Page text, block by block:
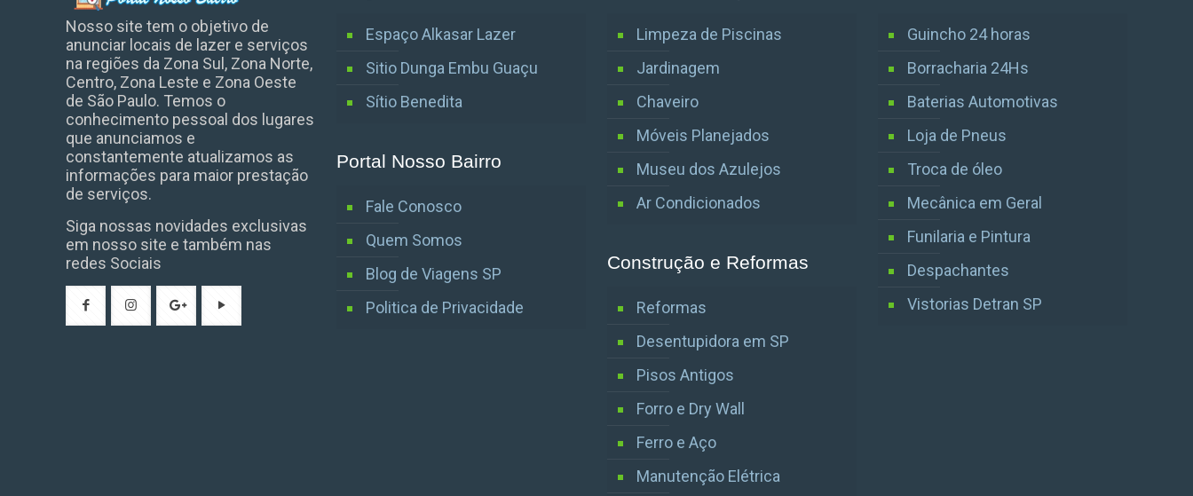
Nosso site tem o objetivo de
anunciar locais de lazer e serviços
na regiões da Zona Sul, Zona Norte,
Centro, Zona Leste e Zona Oeste
de São Paulo. Temos o
conhecimento pessoal dos lugares
que anunciamos e
constantemente atualizamos as
informações para maior prestação
de serviços.
Siga nossas novidades exclusivas
em nosso site e também nas
redes Sociais
Espaço Alkasar Lazer
Sitio Dunga Embu Guaçu
Sítio Benedita
Portal Nosso Bairro
Fale Conosco
Quem Somos
Blog de Viagens SP
Politica de Privacidade
Limpeza de Piscinas
Jardinagem
Chaveiro
Móveis Planejados
Museu dos Azulejos
Ar Condicionados
Construção e Reformas
Reformas
Desentupidora em SP
Pisos Antigos
Forro e Dry Wall
Ferro e Aço
Manutenção Elétrica
Guincho 24 horas
Borracharia 24Hs
Baterias Automotivas
Loja de Pneus
Troca de óleo
Mecânica em Geral
Funilaria e Pintura
Despachantes
Vistorias Detran SP